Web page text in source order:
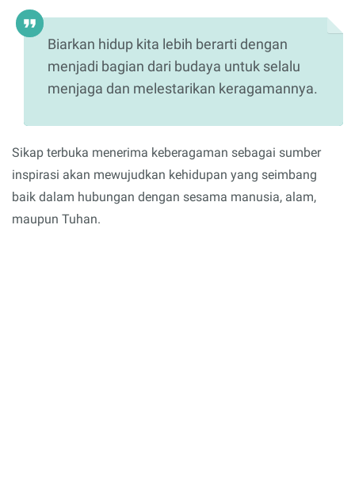
Biarkan hidup kita lebih berarti dengan
menjadi bagian dari budaya untuk selalu
menjaga dan melestarikan keragamannya.
Sikap terbuka menerima keberagaman sebagai sumber
inspirasi akan mewujudkan kehidupan yang seimbang
baik dalam hubungan dengan sesama manusia, alam,
maupun Tuhan.